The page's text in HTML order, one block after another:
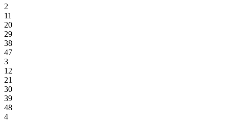
2
11
20
29
38
47
3
12
21
30
39
48
4